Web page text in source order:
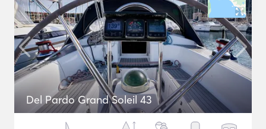
Del Pardo Grand Soleil 43